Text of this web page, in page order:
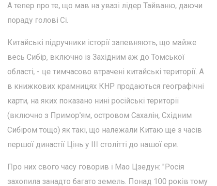
А тепер про те, що мав на увазі лідер Тайваню, даючи
пораду голові Сі.
Китайські підручники історії запевняють, що майже
весь Сибір, включно із Західним аж до Томської
області, - це тимчасово втрачені китайські території. А
в книжкових крамницях КНР продаються географічні
карти, на яких показано нині російські території
(включно з Примор'ям, островом Сахалін, Східним
Сибіром тощо) як такі, що належали Китаю ще з часів
першої династії Цінь у III столітті до нашої ери.
Про них свого часу говорив і Мао Цзедун: "Росія
захопила занадто багато земель. Понад 100 років тому